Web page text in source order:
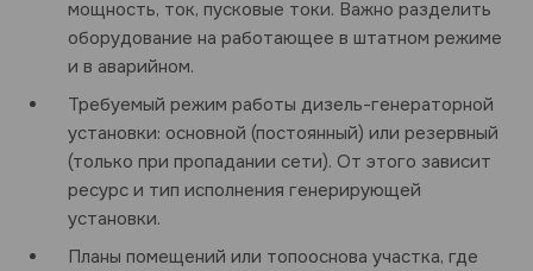
мощность, ток, пусковые токи. Важно разделить
оборудование на работающее в штатном режиме
и в аварийном.
Требуемый режим работы дизель-генераторной
установки: основной (постоянный) или резервный
(только при пропадании сети). От этого зависит
ресурс и тип исполнения генерирующей
установки.
Планы помещений или топооснова участка, где